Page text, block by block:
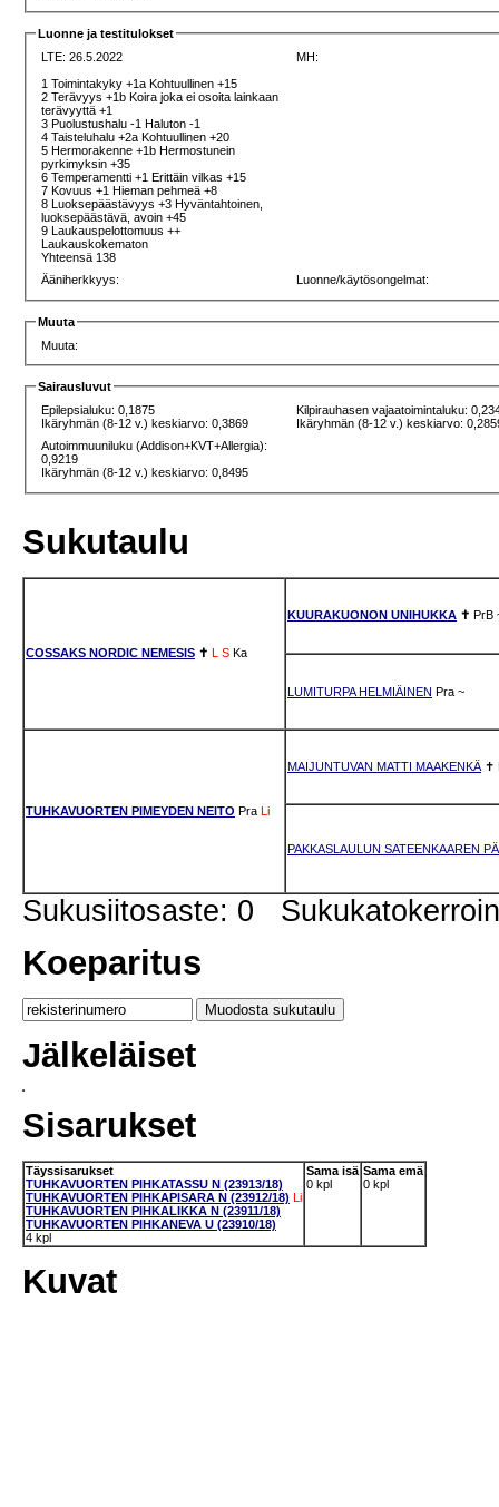
Luonne ja testitulokset
LTE: 26.5.2022
1 Toimintakyky +1a Kohtuullinen +15
2 Terävyys +1b Koira joka ei osoita lainkaan
terävyyttä +1
3 Puolustushalu -1 Haluton -1
4 Taisteluhalu +2a Kohtuullinen +20
5 Hermorakenne +1b Hermostunein
pyrkimyksin +35
6 Temperamentti +1 Erittäin vilkas +15
7 Kovuus +1 Hieman pehmeä +8
8 Luoksepäästävyys +3 Hyväntahtoinen,
luoksepäästävä, avoin +45
9 Laukauspelottomuus ++
Laukauskokematon
Yhteensä 138
MH:
Ääniherkkyys: Luonne/käytösongelmat:
Muuta
Muuta:
Sairausluvut
Epilepsialuku: 0,1875
Ikäryhmän (8-12 v.) keskiarvo: 0,3869
Kilpirauhasen vajaatoimintaluku:
Ikäryhmän (8-12 v.) keskiarvo:
Autoimmuuniluku (Addison+KVT+Allergia):
0,9219
Ikäryhmän (8-12 v.) keskiarvo: 0,8495
Sukutaulu
COSSAKS NORDIC NEMESIS ✝ L S Ka
KUURAKUONON UNIHUKKA ✝ PrB
LUMITURPA HELMIÄINEN Pra ~
TUHKAVUORTEN PIMEYDEN NEITO Pra Li
MAIJUNTUVAN MATTI MAAKENKÄ ✝
PAKKASLAULUN SATEENKAAREN
Sukusiitosaste: 0
Koeparitus
Jälkeläiset
Sisarukset
Täyssisarukset
TUHKAVUORTEN PIHKATASSU N (23913/18)
TUHKAVUORTEN PIHKAPISARA N (23912/18) Li
TUHKAVUORTEN PIHKALIKKA N (23911/18)
TUHKAVUORTEN PIHKANEVA U (23910/18)
4 kpl
Sama isä
0 kpl
Sama emä
0 kpl
Kuvat